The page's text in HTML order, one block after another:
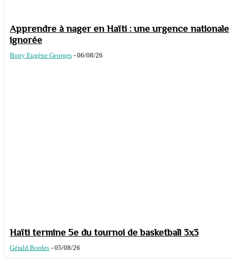
Apprendre à nager en Haïti : une urgence nationale
ignorée
Bony Eugène Georges - 06/08/26
Haïti termine 5e du tournoi de basketball 3x3
Gérald Bordes - 05/08/26